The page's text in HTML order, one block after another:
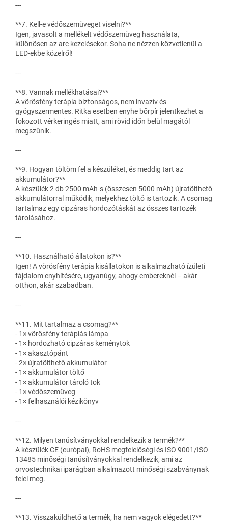
---
**7. Kell-e védőszemüveget viselni?**
Igen, javasolt a mellékelt védőszemüveg használata,
különösen az arc kezelésekor. Soha ne nézzen közvetlenül a
LED-ekbe közelről!
---
**8. Vannak mellékhatásai?**
A vörösfény terápia biztonságos, nem invazív és
gyógyszermentes. Ritka esetben enyhe bőrpír jelentkezhet a
fokozott vérkeringés miatt, ami rövid időn belül magától
megszűnik.
---
**9. Hogyan töltöm fel a készüléket, és meddig tart az
akkumulátor?**
A készülék 2 db 2500 mAh-s (összesen 5000 mAh) újratölthető
akkumulátorral működik, melyekhez töltő is tartozik. A csomag
tartalmaz egy cipzáras hordozótáskát az összes tartozék
tárolásához.
---
**10. Használható állatokon is?**
Igen! A vörösfény terápia kisállatokon is alkalmazható ízületi
fájdalom enyhítésére, ugyanúgy, ahogy embereknél – akár
otthon, akár szabadban.
---
**11. Mit tartalmaz a csomag?**
- 1× vörösfény terápiás lámpa
- 1× hordozható cipzáras keménytok
- 1× akasztópánt
- 2× újratölthető akkumulátor
- 1× akkumulátor töltő
- 1× akkumulátor tároló tok
- 1× védőszemüveg
- 1× felhasználói kézikönyv
---
**12. Milyen tanúsítványokkal rendelkezik a termék?**
A készülék CE (európai), RoHS megfelelőségi és ISO 9001/ISO
13485 minőségi tanúsítványokkal rendelkezik, ami az
orvostechnikai iparágban alkalmazott minőségi szabványnak
felel meg.
---
**13. Visszaküldhető a termék, ha nem vagyok elégedett?**